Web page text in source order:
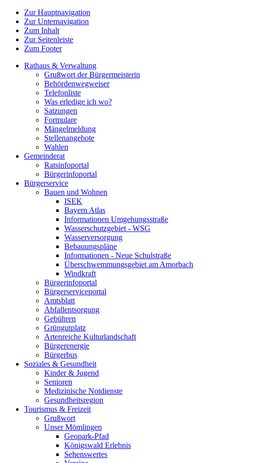
Zur Hauptnavigation
Zur Unternavigation
Zum Inhalt
Zur Seitenleiste
Zum Footer
Rathaus & Verwaltung
Grußwort der Bürgermeisterin
Behördenwegweiser
Telefonliste
Was erledige ich wo?
Satzungen
Formulare
Mängelmeldung
Stellenangebote
Wahlen
Gemeinderat
Ratsinfoportal
Bürgerinfoportal
Bürgerservice
Bauen und Wohnen
ISEK
Bayern Atlas
Informationen Umgehungsstraße
Wasserschutzgebiet - WSG
Wasserversorgung
Bebauungspläne
Informationen - Neue Schulstraße
Überschwemmungsgebiet am Amorbach
Windkraft
Bürgerinfoportal
Bürgerserviceportal
Amtsblatt
Abfallentsorgung
Gebühren
Grüngutplatz
Artenreiche Kulturlandschaft
Bürgerenergie
Bürgerbus
Soziales & Gesundheit
Kinder & Jugend
Senioren
Medizinische Notdienste
Gesundheitsregion
Tourismus & Freizeit
Grußwort
Unser Mömlingen
Geopark-Pfad
Königswald Erlebnis
Sehenswertes